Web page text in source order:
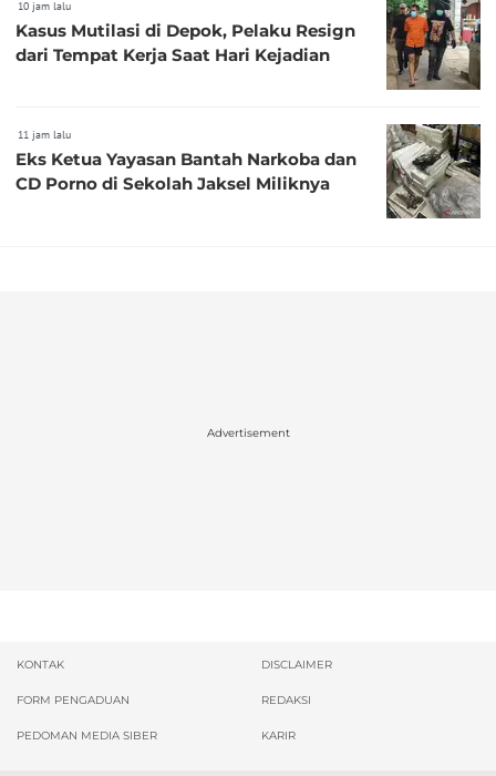
10 jam lalu
Kasus Mutilasi di Depok, Pelaku Resign
dari Tempat Kerja Saat Hari Kejadian
11 jam lalu
Eks Ketua Yayasan Bantah Narkoba dan
CD Porno di Sekolah Jaksel Miliknya
Advertisement
KONTAK DISCLAIMER
FORM PENGADUAN REDAKSI
PEDOMAN MEDIA SIBER KARIR